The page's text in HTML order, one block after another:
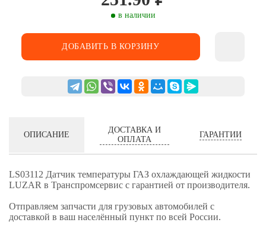
в наличии
ДОБАВИТЬ В КОРЗИНУ
ОПИСАНИЕ
ДОСТАВКА И
ОПЛАТА
ГАРАНТИИ
LS03112 Датчик температуры ГАЗ охлаждающей жидкости
LUZAR в Транспромсервис с гарантией от производителя.
Отправляем запчасти для грузовых автомобилей с
доставкой в ваш населённый пункт по всей России.